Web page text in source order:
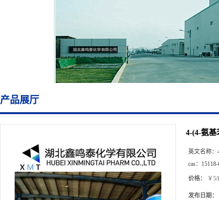
产品展厅
4-(4-氨
英文名称：
cas：
价格： ￥5/
发布日期：